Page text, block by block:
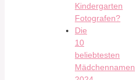
Kindergarten
Fotografen?
Die
10
beliebtesten
Mädchennamen